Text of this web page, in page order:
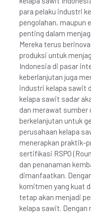
para pelaku industri
pengolahan, maupun
penting dalam
Mereka terus
produksi untuk
Indonesia di pasar
keberlanjutan juga
industri kelapa sawit
kelapa sawit sadar
dan merawat sumber
berkelanjutan untuk
perusahaan kelapa
menerapkan praktik-
sertifikasi RSPO
dan penanaman
dimanfaatkan.
komitmen yang kuat
tetap akan menjadi
kelapa sawit. Dengan